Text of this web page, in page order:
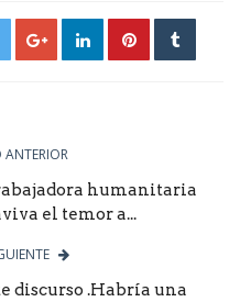
ANTERIOR
humanitaria
el temor a...
discurso .Habría una